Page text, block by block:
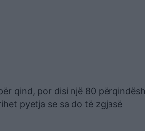
qind, por disi një 80 përqindësh
pyetja se sa do të zgjasë